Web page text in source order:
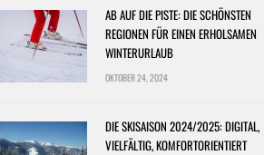
AB AUF DIE PISTE: DIE SCHÖNSTEN
REGIONEN FÜR EINEN ERHOLSAMEN
WINTERURLAUB
OKTOBER 24, 2024
DIE SKISAISON 2024/2025: DIGITAL,
VIELFÄLTIG, KOMFORTORIENTIERT